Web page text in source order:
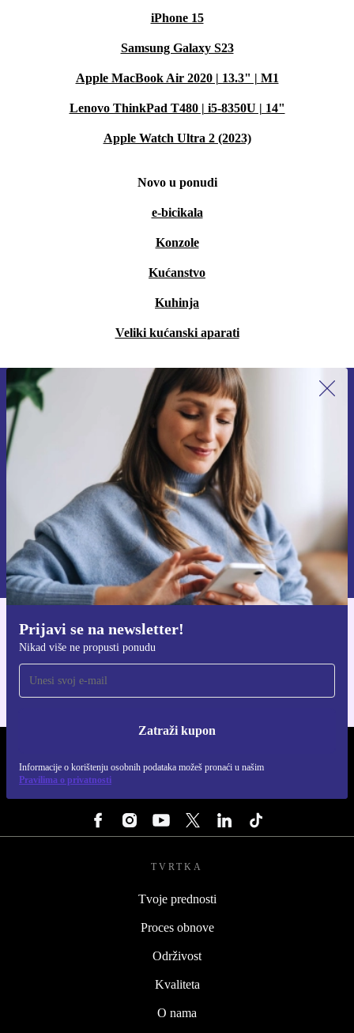
iPhone 15
Samsung Galaxy S23
Apple MacBook Air 2020 | 13.3" | M1
Lenovo ThinkPad T480 | i5-8350U | 14"
Apple Watch Ultra 2 (2023)
Novo u ponudi
e-bicikala
Konzole
Kućanstvo
Kuhinja
Veliki kućanski aparati
Prijavi se na newsletter!
Nikad više ne propusti ponudu
Zatraži kupon
Informacije o korištenju osobnih podataka možeš pronaći u našim
Pravilima o privatnosti
Prijavi se na newsletter!
Nikad više ne propusti ponudu.
Zatraži kupon
Informacije o korištenju osobnih podataka možeš pronaći u našim
Pravilima privatnosti.
Preuzmi refurbed aplikaciju
Za iOS i Android
TVRTKA
Tvoje prednosti
Proces obnove
Održivost
Kvaliteta
O nama